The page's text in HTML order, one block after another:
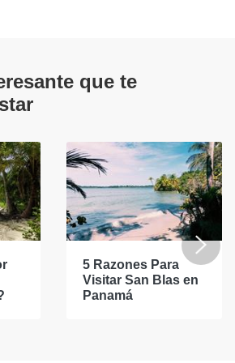
que te
5 Razones Para
Visitar San Blas en
Panamá